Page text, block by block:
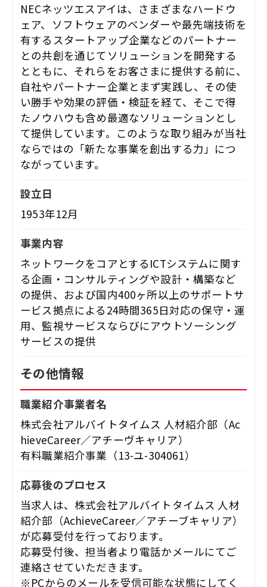
NECネッツエスアイは、さまざまなハードウ
ェア、ソフトウェアのベンダーや最先端技術を
有するスタートアップ企業などのパートナー
との共創を通じてソリューションを開発する
とともに、それらをお客さまに提供する前に、
自社やパートナー企業とまず実践し、その使
い勝手や効果の評価・検証を経て、そこで得
たノウハウも含め最適なソリューションとし
て提供しています。このような取り組みが当社
ならではの「新たな事業を創出する力」につ
ながっています。
設立日
1953年12月
事業内容
ネットワークをコアとするICTシステムに関す
る企画・コンサルティングや設計・構築など
の提供、および国内400ヶ所以上のサポートサ
ービス拠点による24時間365日対応の保守・運
用、監視サービスならびにアウトソーシング
サービスの提供
その他情報
職業紹介事業者名
株式会社アルバイトタイムス 人材紹介部（Ac
hieveCareer／アチーヴキャリア）
有料職業紹介事業（13-ユ-304061）
応募後のプロセス
当求人は、株式会社アルバイトタイムス 人材
紹介部（AchieveCareer／アチーブキャリア）
が応募受付を行っております。
応募受付後、担当者より電話かメールにてご
連絡させていただきます。
※PCからのメールを受信可能な状態にしてく